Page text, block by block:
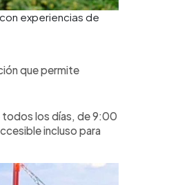
experiencias de
que permite
todos los días, de 9:00
incluso para